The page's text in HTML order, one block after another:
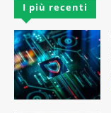
I più recenti